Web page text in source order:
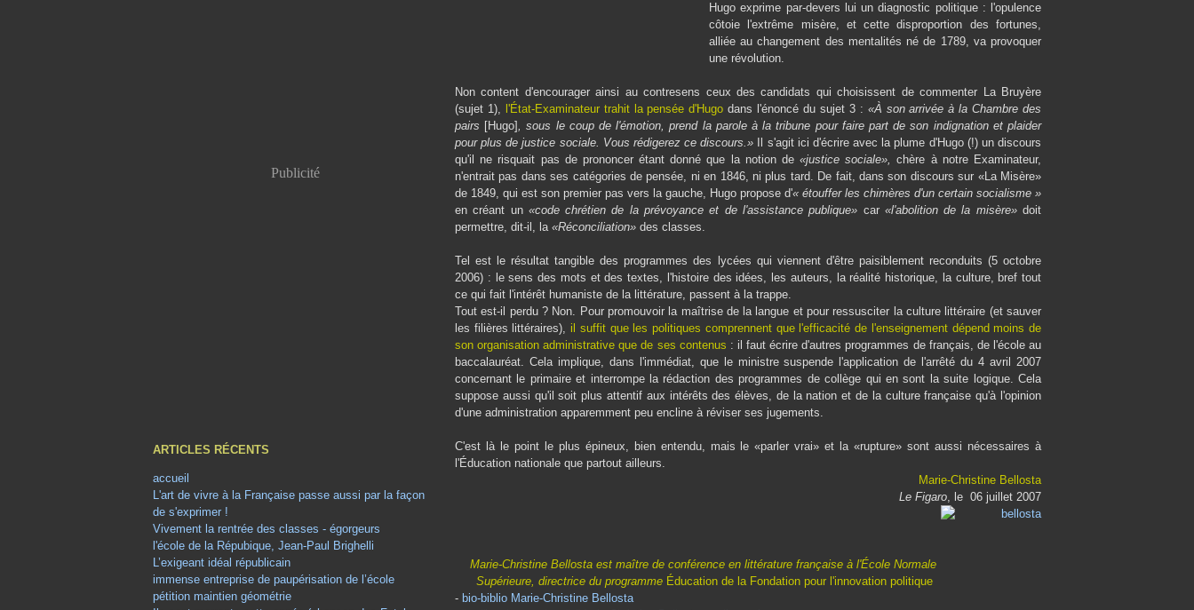
Publicité
ARTICLES RÉCENTS
accueil
L'art de vivre à la Française passe aussi par la façon
de s'exprimer !
Vivement la rentrée des classes - égorgeurs
l'école de la Répubique, Jean-Paul Brighelli
L’exigeant idéal républicain
immense entreprise de paupérisation de l’école
pétition maintien géométrie
Hugo exprime par-devers lui un diagnostic politique : l'opulence
côtoie l'extrême misère, et cette disproportion des fortunes,
alliée au changement des mentalités né de 1789, va provoquer
une révolution.
Non content d'encourager ainsi au contresens ceux des candidats qui choisissent de commenter La Bruyère
(sujet 1), l'État-Examinateur trahit la pensée d'Hugo dans l'énoncé du sujet 3 : «À son arrivée à la Chambre des
pairs [Hugo], sous le coup de l'émotion, prend la parole à la tribune pour faire part de son indignation et plaider
pour plus de justice sociale. Vous rédigerez ce discours.» Il s'agit ici d'écrire avec la plume d'Hugo (!) un discours
qu'il ne risquait pas de prononcer étant donné que la notion de«justice sociale», chère à notre Examinateur,
n'entrait pas dans ses catégories de pensée, ni en 1846, ni plus tard. De fait, dans son discours sur «La Misère»
de 1849, qui est son premier pas vers la gauche, Hugo propose d'« étouffer les chimères d'un certain socialisme »
en créant un «code chrétien de la prévoyance et de l'assistance publique» car «l'abolition de la misère»doit
permettre, dit-il, la «Réconciliation» des classes.
Tel est le résultat tangible des programmes des lycées qui viennent d'être paisiblement reconduits (5 octobre
2006) : le sens des mots et des textes, l'histoire des idées, les auteurs, la réalité historique, la culture, bref tout
ce qui fait l'intérêt humaniste de la littérature, passent à la trappe.
Tout est-il perdu ? Non. Pour promouvoir la maîtrise de la langue et pour ressusciter la culture littéraire (et sauver
les filières littéraires), il suffit que les politiques comprennent que l'efficacité de l'enseignement dépend moins de
son organisation administrative que de ses contenus : il faut écrire d'autres programmes de français, de l'école au
baccalauréat. Cela implique, dans l'immédiat, que le ministre suspende l'application de l'arrêté du 4 avril 2007
concernant le primaire et interrompe la rédaction des programmes de collège qui en sont la suite logique. Cela
suppose aussi qu'il soit plus attentif aux intérêts des élèves, de la nation et de la culture française qu'à l'opinion
d'une administration apparemment peu encline à réviser ses jugements.
C'est là le point le plus épineux, bien entendu, mais le «parler vrai» et la «rupture» sont aussi nécessaires à
l'Éducation nationale que partout ailleurs.
Marie-Christine Bellosta
Le Figaro, le 06 juillet 2007
Marie-Christine Bellosta est maître de conférence en littérature française à l'École Normale
Supérieure, directrice du programme Éducation de la Fondation pour l'innovation politique
- bio-biblio Marie-Christine Bellosta